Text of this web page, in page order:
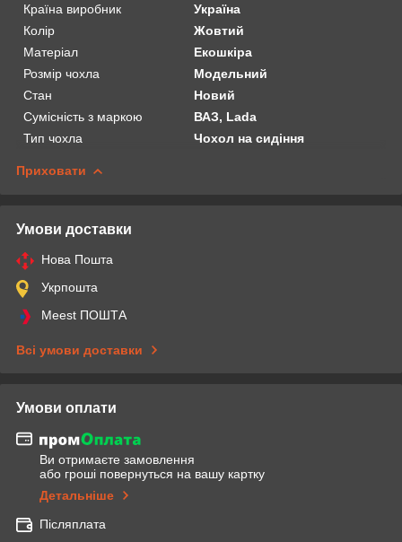
Країна виробник
Україна
Колір
Жовтий
Матеріал
Екошкіра
Розмір чохла
Модельний
Стан
Новий
Сумісність з маркою
ВАЗ, Lada
Тип чохла
Чохол на сидіння
Приховати
Умови доставки
Нова Пошта
Укрпошта
Meest ПОШТА
Всі умови доставки
Умови оплати
Ви отримаєте замовлення
або гроші повернуться на вашу картку
Детальніше
Післяплата